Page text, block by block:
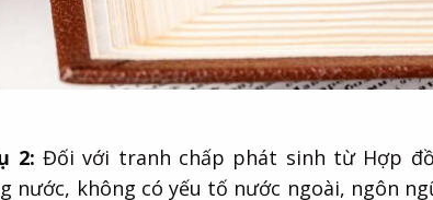
2: Đối với tranh chấp phát sinh từ Hợp
nước, không có yếu tố nước ngoài, ngôn